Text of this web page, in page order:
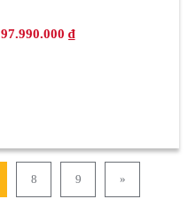
97.990.000 ₫
8 9 »